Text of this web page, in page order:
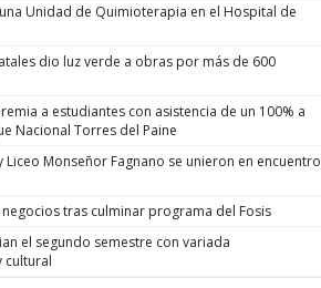
Unidad de Quimioterapia en el Hospital de
dio luz verde a obras por más de 600
a estudiantes con asistencia de un 100% a
Nacional Torres del Paine
Liceo Monseñor Fagnano se unieron en encuentro
tras culminar programa del Fosis
el segundo semestre con variada
cultural